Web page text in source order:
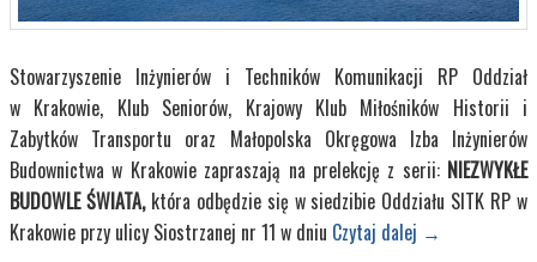
Stowarzyszenie Inżynierów i Techników Komunikacji RP Oddział
w Krakowie, Klub Seniorów, Krajowy Klub Miłośników Historii i
Zabytków Transportu oraz Małopolska Okręgowa Izba Inżynierów
Budownictwa w Krakowie zapraszają na prelekcję z serii: NIEZWYKŁE
BUDOWLE ŚWIATA, która odbędzie się w siedzibie Oddziału SITK RP w
Krakowie przy ulicy Siostrzanej nr 11 w dniu Czytaj dalej →